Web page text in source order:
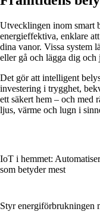
Utvecklingen inom smart
energieffektiva, enklare
dina vanor. Vissa system
eller gå och lägga dig och
Det gör att intelligent
investering i trygghet,
ett säkert hem – och med
ljus, värme och lugn i
IoT i hemmet:
som betyder mest
Styr energiförbrukningen